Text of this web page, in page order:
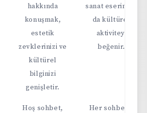
hakkında
konuşmak,
estetik
zevklerinizi ve
kültürel
bilginizi
genişletir.
sanat eserini ya
da kültürel
aktiviteyi
beğenir.
Hoş sohbet,
Her sohbetin